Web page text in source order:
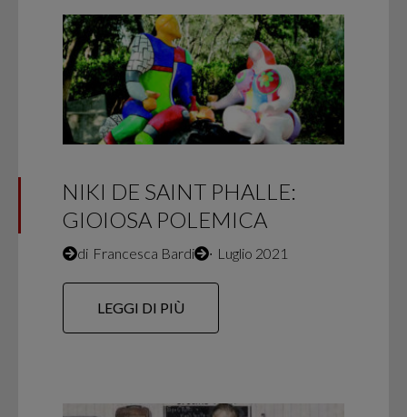
NIKI DE SAINT PHALLE:
GIOIOSA POLEMICA
di Francesca Bardi ∙ Luglio 2021
LEGGI DI PIÙ